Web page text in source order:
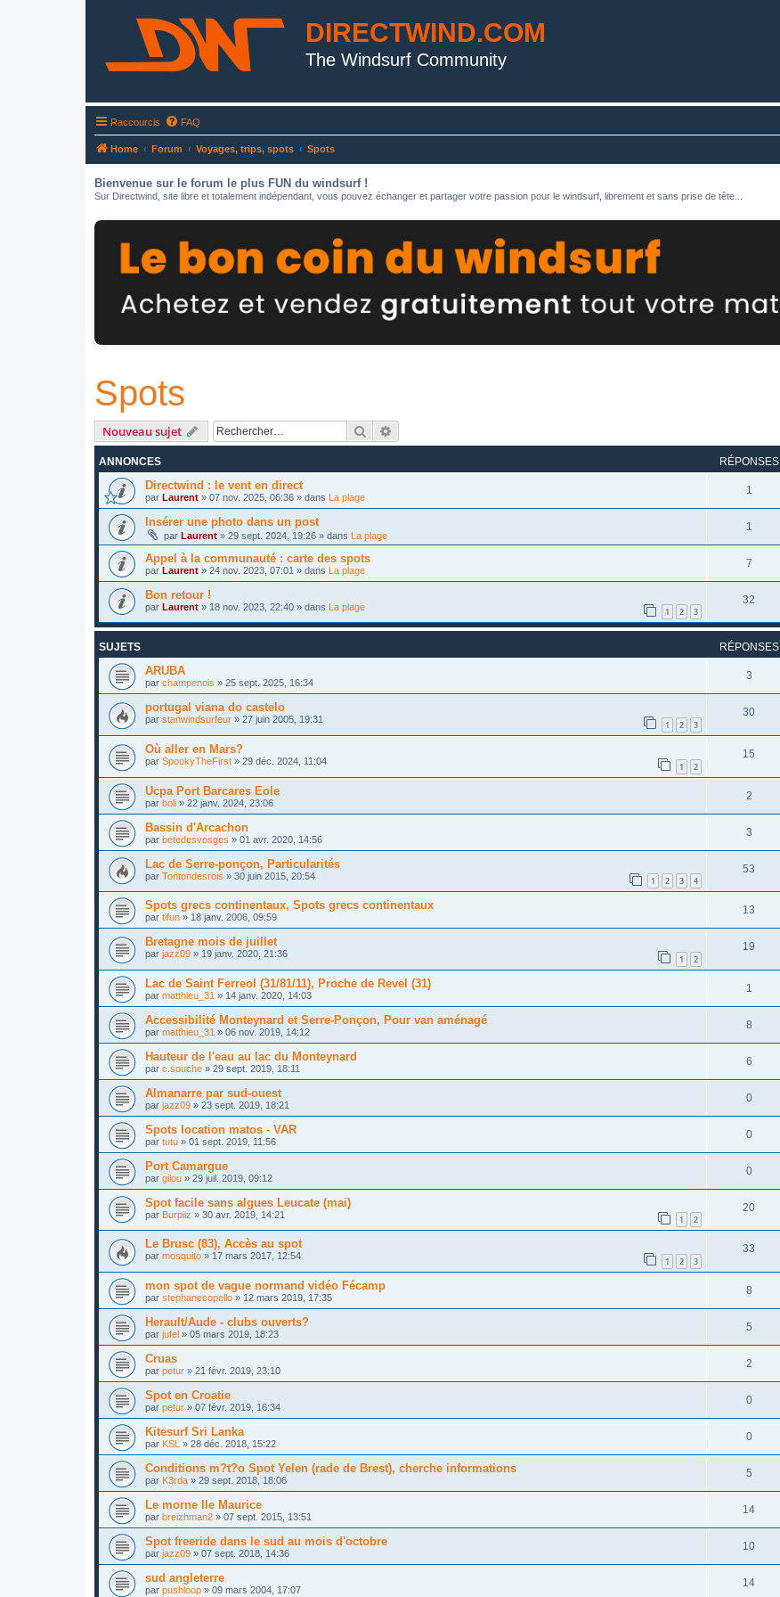
DIRECTWIND.COM
The Windsurf Community
Raccourcis FAQ
Home Forum Voyages, trips, spots Spots
Bienvenue sur le forum le plus FUN du windsurf !
Sur Directwind, site libre et totalement indépendant, vous pouvez échanger et partager votre passion pour le windsurf, librement et sans prise de tête...
Spots
Nouveau sujet Rechercher
ANNONCES RÉPONSES
Directwind : le vent en direct
par Laurent » 07 nov. 2025, 06:36 » dans La plage
1
Insérer une photo dans un post
par Laurent » 29 sept. 2024, 19:26 » dans La plage
1
Appel à la communauté : carte des spots
par Laurent » 24 nov. 2023, 07:01 » dans La plage
7
Bon retour !
par Laurent » 18 nov. 2023, 22:40 » dans La plage 1 2 3
32
SUJETS RÉPONSES
ARUBA
par champenois » 25 sept. 2025, 16:34
3
portugal viana do castelo
par stanwindsurfeur » 27 juin 2005, 19:31 1 2 3
30
Où aller en Mars?
par SpookyTheFirst » 29 déc. 2024, 11:04 1 2
15
Ucpa Port Barcares Eole
par boli » 22 janv. 2024, 23:06
2
Bassin d'Arcachon
par betedesvosges » 01 avr. 2020, 14:56
3
Lac de Serre-ponçon, Particularités
par Tontondesrois » 30 juin 2015, 20:54 1 2 3 4
53
Spots grecs continentaux, Spots grecs continentaux
par tifun » 18 janv. 2006, 09:59
13
Bretagne mois de juillet
par jazz09 » 19 janv. 2020, 21:36 1 2
19
Lac de Saint Ferreol (31/81/11), Proche de Revel (31)
par matthieu_31 » 14 janv. 2020, 14:03
1
Accessibilité Monteynard et Serre-Ponçon, Pour van aménagé
par matthieu_31 » 06 nov. 2019, 14:12
8
Hauteur de l'eau au lac du Monteynard
par c.souche » 29 sept. 2019, 18:11
6
Almanarre par sud-ouest
par jazz09 » 23 sept. 2019, 18:21
0
Spots location matos - VAR
par tutu » 01 sept. 2019, 11:56
0
Port Camargue
par gilou » 29 juil. 2019, 09:12
0
Spot facile sans algues Leucate (mai)
par Burpiiz » 30 avr. 2019, 14:21 1 2
20
Le Brusc (83), Accès au spot
par mosquito » 17 mars 2017, 12:54 1 2 3
33
mon spot de vague normand vidéo Fécamp
par stephanecopello » 12 mars 2019, 17:35
8
Herault/Aude - clubs ouverts?
par jufel » 05 mars 2019, 18:23
5
Cruas
par petur » 21 févr. 2019, 23:10
2
Spot en Croatie
par petur » 07 févr. 2019, 16:34
0
Kitesurf Sri Lanka
par KSL » 28 déc. 2018, 15:22
0
Conditions m?t?o Spot Yelen (rade de Brest), cherche informations
par K3rda » 29 sept. 2018, 18:06
5
Le morne Ile Maurice
par breizhman2 » 07 sept. 2015, 13:51
14
Spot freeride dans le sud au mois d'octobre
par jazz09 » 07 sept. 2018, 14:36
10
sud angleterre
par pushloop » 09 mars 2004, 17:07
14